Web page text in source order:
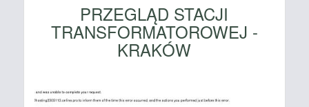
PRZEGLĄD STACJI
TRANSFORMATOROWEJ -
KRAKÓW